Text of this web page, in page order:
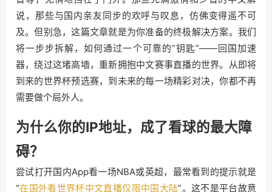
说，那些与国内亲友同步的欢呼与叹息，仿佛变得遥不可
及。但别急，这篇文章就是为你准备的终极解决方案。我们
将一步步拆解，如何通过一个可靠的“钥匙”——回国加速
器，绕过这堵高墙，重新拥抱中文赛事直播的世界。从即将
到来的世界杯预选赛，到未来的每一场精彩对决，你都不再
需要做个局外人。
为什么你的IP地址，成了看球的最大障
碍？
尝试打开国内App看一场NBA或英超，最常看到的提示就是
“在国外看世界杯中文直播仅限中国大陆”。这不是平台故意